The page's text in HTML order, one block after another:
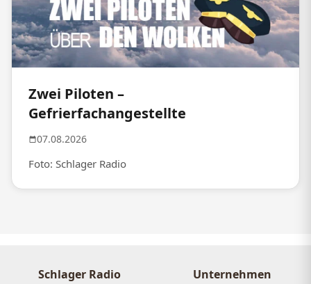
Zwei Piloten –
Gefrierfachangestellte
07.08.2026
Foto: Schlager Radio
Schlager Radio Unternehmen